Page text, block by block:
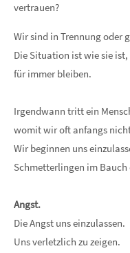
vertrauen?
Wir sind in Trennung oder
Die Situation ist wie sie
für immer bleiben.
Irgendwann tritt ein
womit wir oft anfangs
Wir beginnen uns
Schmetterlingen im Bauch
Angst.
Die Angst uns einzulassen.
Uns verletzlich zu zeigen.